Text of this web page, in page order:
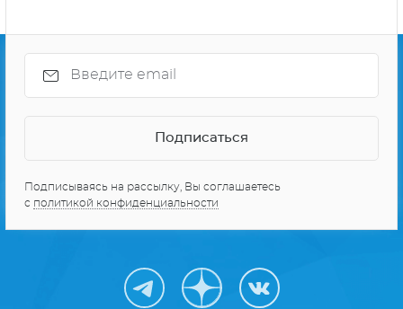
Подписываясь на рассылку, Вы соглашаетесь
с политикой конфиденциальности